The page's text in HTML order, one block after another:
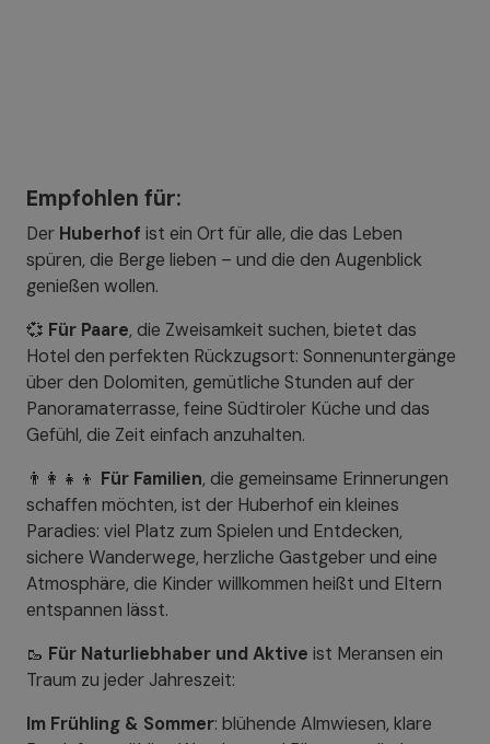
Empfohlen für:
Der Huberhof ist ein Ort für alle, die das Leben
spüren, die Berge lieben – und die den Augenblick
genießen wollen.
💞 Für Paare, die Zweisamkeit suchen, bietet das
Hotel den perfekten Rückzugsort: Sonnenuntergänge
über den Dolomiten, gemütliche Stunden auf der
Panoramaterrasse, feine Südtiroler Küche und das
Gefühl, die Zeit einfach anzuhalten.
👨‍👩‍👧‍👦 Für Familien, die gemeinsame Erinnerungen
schaffen möchten, ist der Huberhof ein kleines
Paradies: viel Platz zum Spielen und Entdecken,
sichere Wanderwege, herzliche Gastgeber und eine
Atmosphäre, die Kinder willkommen heißt und Eltern
entspannen lässt.
🥾 Für Naturliebhaber und Aktive ist Meransen ein
Traum zu jeder Jahreszeit:
Im Frühling & Sommer: blühende Almwiesen, klare